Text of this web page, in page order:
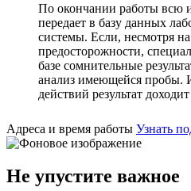
По окончании работы всю
передает в базу данных
системы. Если, несмотря
предосторожности,
базе сомнительные
анализ имеющейся пробы.
действий результат
Адреса и время работы Узнать
Не упустите важное